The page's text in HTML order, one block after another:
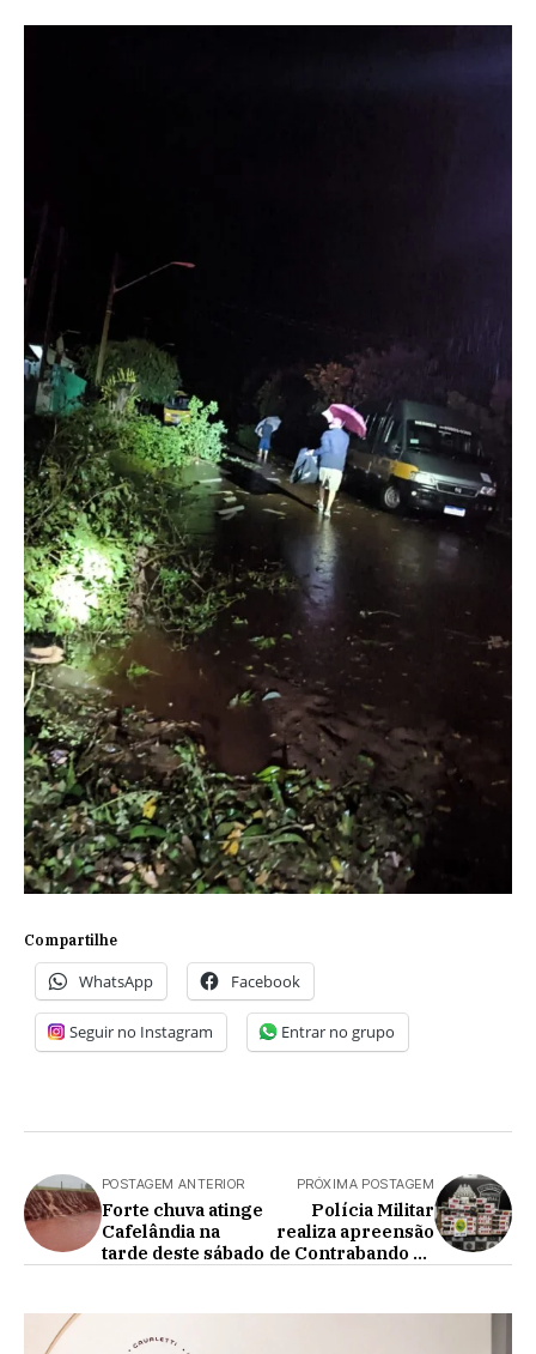
Compartilhe
WhatsApp Facebook
Seguir no Instagram Entrar no grupo
POSTAGEM ANTERIOR
Forte chuva atinge
Cafelândia na
tarde deste sábado
PRÓXIMA POSTAGEM
Polícia Militar
realiza apreensão
de Contrabando de